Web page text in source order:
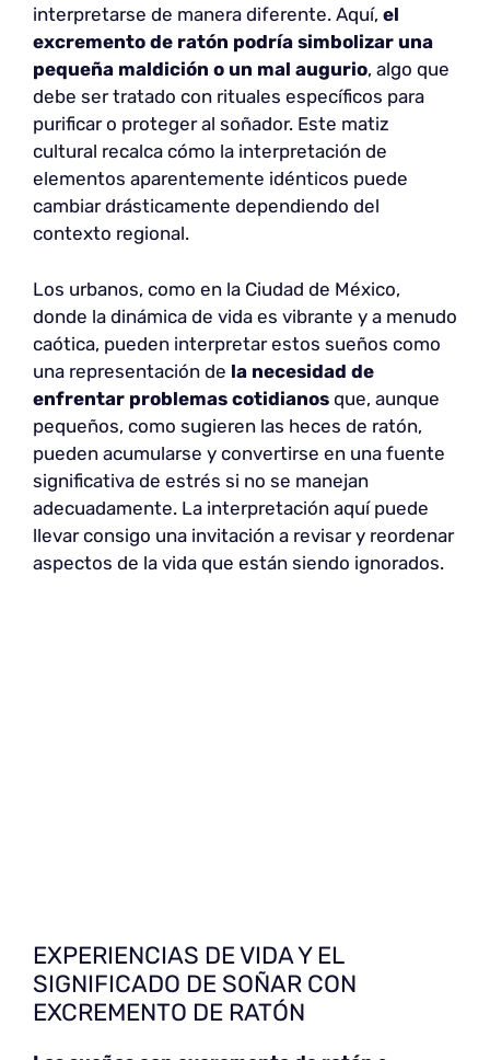
interpretarse de manera diferente. Aquí, el
excremento de ratón podría simbolizar una
pequeña maldición o un mal augurio, algo que
debe ser tratado con rituales específicos para
purificar o proteger al soñador. Este matiz
cultural recalca cómo la interpretación de
elementos aparentemente idénticos puede
cambiar drásticamente dependiendo del
contexto regional.
Los urbanos, como en la Ciudad de México,
donde la dinámica de vida es vibrante y a menudo
caótica, pueden interpretar estos sueños como
una representación de la necesidad de
enfrentar problemas cotidianos que, aunque
pequeños, como sugieren las heces de ratón,
pueden acumularse y convertirse en una fuente
significativa de estrés si no se manejan
adecuadamente. La interpretación aquí puede
llevar consigo una invitación a revisar y reordenar
aspectos de la vida que están siendo ignorados.
EXPERIENCIAS DE VIDA Y EL
SIGNIFICADO DE SOÑAR CON
EXCREMENTO DE RATÓN